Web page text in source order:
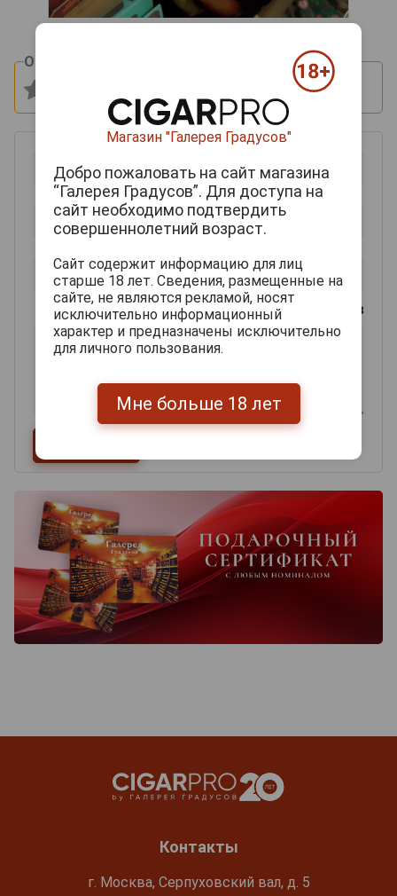
Оцените и напишите отзыв:
0из 2000 знаков
Контакты
г. Москва, Серпуховский вал, д. 5
Магазин "Галерея Градусов"
Добро пожаловать на сайт магазина
“Галерея Градусов”. Для доступа на
сайт необходимо подтвердить
совершеннолетний возраст.
Сайт содержит информацию для лиц
старше 18 лет. Сведения, размещенные на
сайте, не являются рекламой, носят
исключительно информационный
характер и предназначены исключительно
для личного пользования.
Мне больше 18 лет